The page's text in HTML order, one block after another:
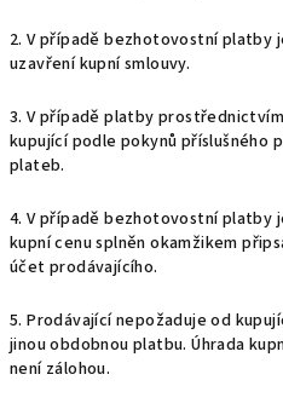
2. V případě bezhotovostní platby
uzavření kupní smlouvy.
3. V případě platby
kupující podle pokynů
plateb.
4. V případě bezhotovostní platby
kupní cenu splněn okamžikem
účet prodávajícího.
5. Prodávající nepožaduje od
jinou obdobnou platbu. Úhrada
není zálohou.